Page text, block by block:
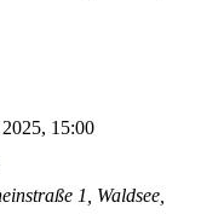
15:00
1, Waldsee,